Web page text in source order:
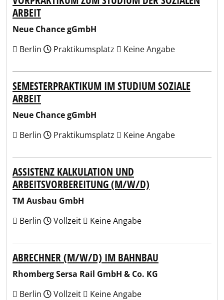
ARBEIT
Neue Chance gGmbH
Berlin
Praktikumsplatz Keine Angabe
SEMESTERPRAKTIKUM IM STUDIUM SOZIALE
ARBEIT
Neue Chance gGmbH
Berlin
Praktikumsplatz Keine Angabe
ASSISTENZ KALKULATION UND
ARBEITSVORBEREITUNG (M/W/D)
TM Ausbau GmbH
Berlin
Vollzeit Keine Angabe
ABRECHNER (M/W/D) IM BAHNBAU
Rhomberg Sersa Rail GmbH & Co. KG
Berlin
Vollzeit Keine Angabe